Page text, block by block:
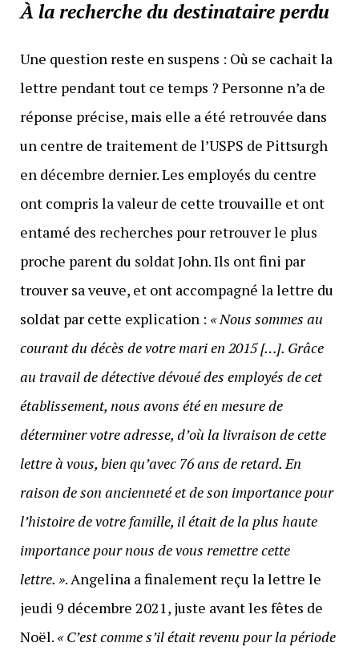
À la recherche du destinataire perdu
Une question reste en suspens : Où se cachait la
lettre pendant tout ce temps ? Personne n’a de
réponse précise, mais elle a été retrouvée dans
un centre de traitement de l’USPS de Pittsurgh
en décembre dernier. Les employés du centre
ont compris la valeur de cette trouvaille et ont
entamé des recherches pour retrouver le plus
proche parent du soldat John. Ils ont fini par
trouver sa veuve, et ont accompagné la lettre du
soldat par cette explication : « Nous sommes au
courant du décès de votre mari en 2015 […]. Grâce
au travail de détective dévoué des employés de cet
établissement, nous avons été en mesure de
déterminer votre adresse, d’où la livraison de cette
lettre à vous, bien qu’avec 76 ans de retard. En
raison de son ancienneté et de son importance pour
l’histoire de votre famille, il était de la plus haute
importance pour nous de vous remettre cette
lettre. ». Angelina a finalement reçu la lettre le
jeudi 9 décembre 2021, juste avant les fêtes de
Noël. « C’est comme s’il était revenu pour la période